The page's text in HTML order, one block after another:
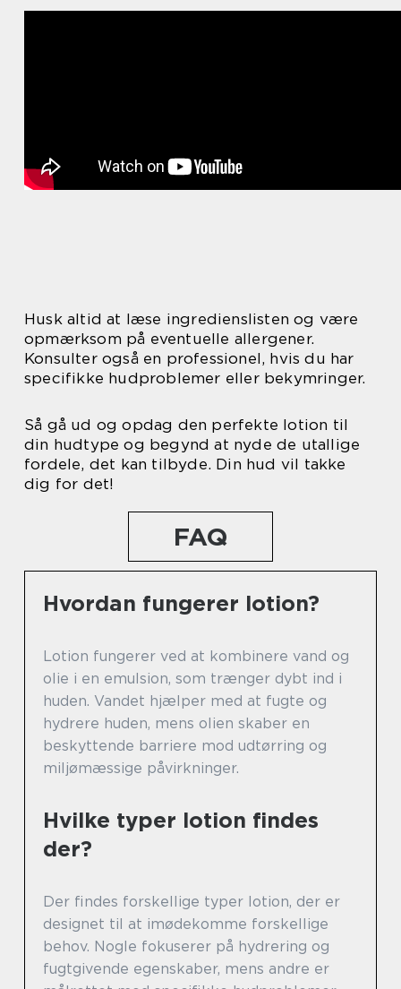
Husk altid at læse ingredienslisten og være
opmærksom på eventuelle allergener.
Konsulter også en professionel, hvis du har
specifikke hudproblemer eller bekymringer.
Så gå ud og opdag den perfekte lotion til
din hudtype og begynd at nyde de utallige
fordele, det kan tilbyde. Din hud vil takke
dig for det!
FAQ
Hvordan fungerer lotion?
Lotion fungerer ved at kombinere vand og
olie i en emulsion, som trænger dybt ind i
huden. Vandet hjælper med at fugte og
hydrere huden, mens olien skaber en
beskyttende barriere mod udtørring og
miljømæssige påvirkninger.
Hvilke typer lotion findes
der?
Der findes forskellige typer lotion, der er
designet til at imødekomme forskellige
behov. Nogle fokuserer på hydrering og
fugtgivende egenskaber, mens andre er